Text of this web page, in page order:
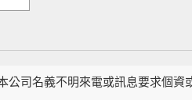
公司名義不明來電或訊息要求個